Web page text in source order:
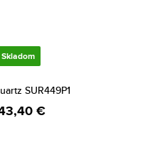
Skladom
SUR449P1
€